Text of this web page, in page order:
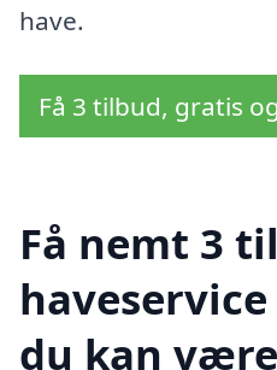
have.
Få 3 tilbud, gratis
Få nemt 3
du kan